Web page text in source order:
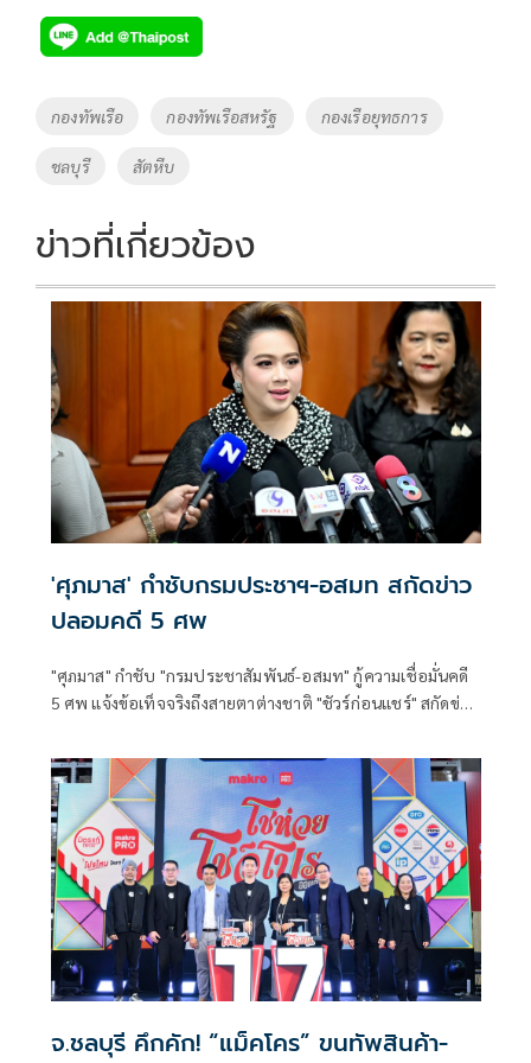
e
b
o
o
k
tt
er
p
y
Li
Tags
กองทัพเรือ กองทัพเรือสหรัฐ กองเรือยุทธการ
ชลบุรี สัตหีบ
ข่าวที่เกี่ยวข้อง
'ศุภมาส' กำชับกรมประชาฯ-อสมท สกัดข่าว
ปลอมคดี 5 ศพ
"ศุภมาส" กำชับ "กรมประชาสัมพันธ์-อสมท" กู้ความเชื่อมั่นคดี
5 ศพ แจ้งข้อเท็จจริงถึงสายตาต่างชาติ "ชัวร์ก่อนแชร์" สกัดข่าว
จ.ชลบุรี คึกคัก! “แม็คโคร” ขนทัพสินค้า-